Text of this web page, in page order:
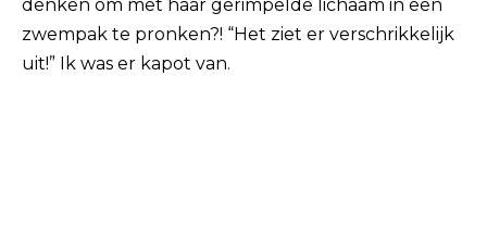
denken om met haar gerimpelde lichaam in een
zwempak te pronken?! “Het ziet er verschrikkelijk
uit!” Ik was er kapot van.